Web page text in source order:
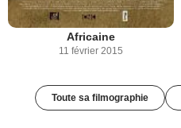
Africaine
11 février 2015
Toute sa filmographie